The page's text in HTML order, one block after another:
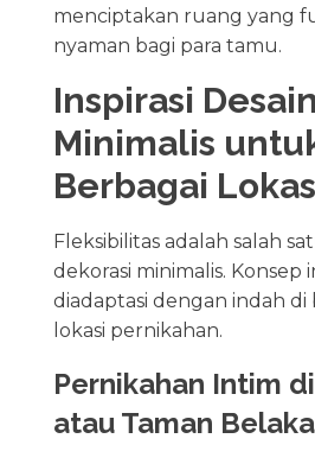
menciptakan ruang yang
nyaman bagi para tamu.
Inspirasi
Minimalis
Berbagai
Fleksibilitas adalah salah
dekorasi minimalis. Konsep
diadaptasi dengan indah di
lokasi pernikahan.
Pernikahan Intim
atau Taman